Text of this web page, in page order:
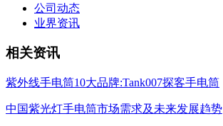
公司动态
业界资讯
相关资讯
紫外线手电筒10大品牌:Tank007探客手电筒
中国紫光灯手电筒市场需求及未来发展趋势